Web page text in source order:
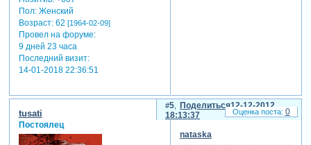
Пол:Женский
Возраст:62 [1964-02-09]
Провел на форуме:
9 дней 23 часа
Последний визит:
14-01-2018 22:36:51
Поделиться
5
12-12-2012
18:13:37
tusati
Постоялец
nataska
0